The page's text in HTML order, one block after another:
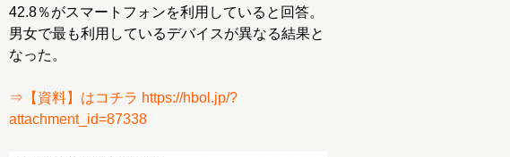
42.8％がスマートフォンを利用していると回答。
男女で最も利用しているデバイスが異なる結果と
なった。
⇒【資料】はコチラ https://hbol.jp/?
attachment_id=87338